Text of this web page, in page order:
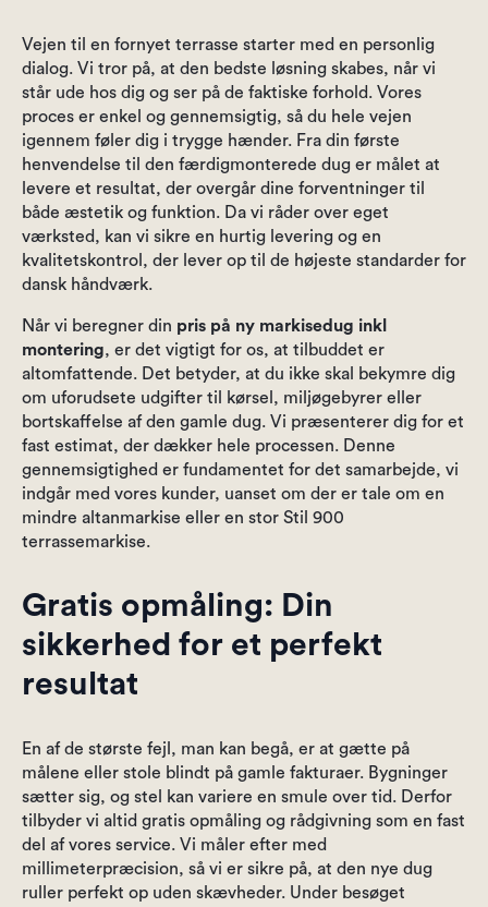
Vejen til en fornyet terrasse starter med en personlig
dialog. Vi tror på, at den bedste løsning skabes, når vi
står ude hos dig og ser på de faktiske forhold. Vores
proces er enkel og gennemsigtig, så du hele vejen
igennem føler dig i trygge hænder. Fra din første
henvendelse til den færdigmonterede dug er målet at
levere et resultat, der overgår dine forventninger til
både æstetik og funktion. Da vi råder over eget
værksted, kan vi sikre en hurtig levering og en
kvalitetskontrol, der lever op til de højeste standarder for
dansk håndværk.
Når vi beregner din pris på ny markisedug inkl
montering, er det vigtigt for os, at tilbuddet er
altomfattende. Det betyder, at du ikke skal bekymre dig
om uforudsete udgifter til kørsel, miljøgebyrer eller
bortskaffelse af den gamle dug. Vi præsenterer dig for et
fast estimat, der dækker hele processen. Denne
gennemsigtighed er fundamentet for det samarbejde, vi
indgår med vores kunder, uanset om der er tale om en
mindre altanmarkise eller en stor Stil 900
terrassemarkise.
Gratis opmåling: Din
sikkerhed for et perfekt
resultat
En af de største fejl, man kan begå, er at gætte på
målene eller stole blindt på gamle fakturaer. Bygninger
sætter sig, og stel kan variere en smule over tid. Derfor
tilbyder vi altid gratis opmåling og rådgivning som en fast
del af vores service. Vi måler efter med
millimeterpræcision, så vi er sikre på, at den nye dug
ruller perfekt op uden skævheder. Under besøget